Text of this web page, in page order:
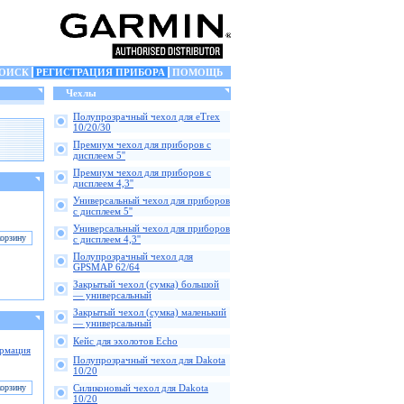
РЕГИСТРАЦИЯ ПРИБОРА
ПОМОЩЬ
Чехлы
Полупрозрачный чехол для eTrex
10/20/30
Премиум чехол для приборов с
дисплеем 5''
Премиум чехол для приборов с
дисплеем 4,3''
Универсальный чехол для приборов
с дисплеем 5''
Универсальный чехол для приборов
с дисплеем 4,3''
Полупрозрачный чехол для
GPSMAP 62/64
Закрытый чехол (сумка) большой
— универсальный
Закрытый чехол (сумка) маленький
— универсальный
Кейс для эхолотов Echo
Полупрозрачный чехол для Dakota
10/20
Силиконовый чехол для Dakota
10/20